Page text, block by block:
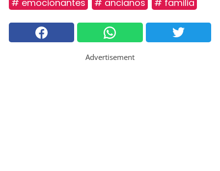
# emocionantes # ancianos # familia
Advertisement